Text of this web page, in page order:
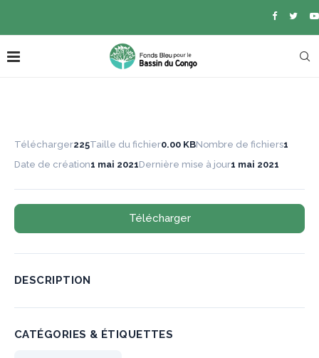
Télécharger225Taille du fichier0.00 KBNombre de fichiers1
Date de création1 mai 2021Dernière mise à jour1 mai 2021
Télécharger
DESCRIPTION
CATÉGORIES & ÉTIQUETTES